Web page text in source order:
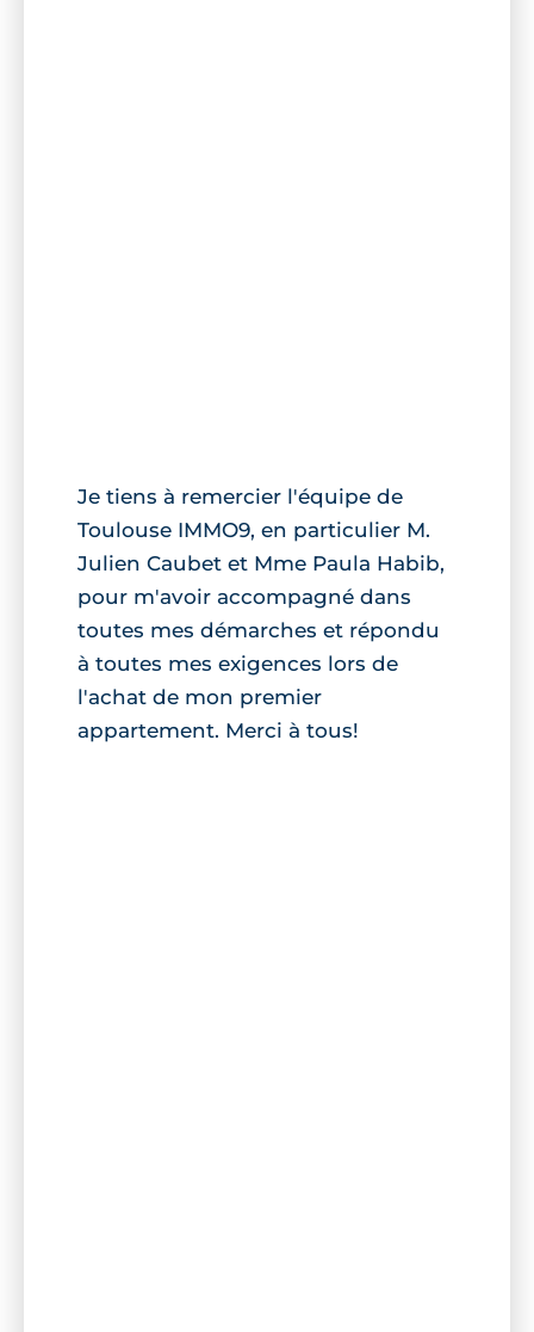
Je tiens à remercier l'équipe de
Toulouse IMMO9, en particulier M.
Julien Caubet et Mme Paula Habib,
pour m'avoir accompagné dans
toutes mes démarches et répondu
à toutes mes exigences lors de
l'achat de mon premier
appartement. Merci à tous!